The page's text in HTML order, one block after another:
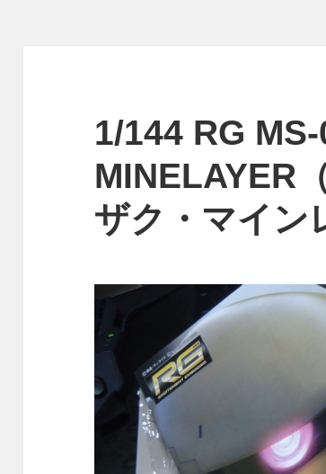
1/144 RG
MINELAYER
ザク・マイン